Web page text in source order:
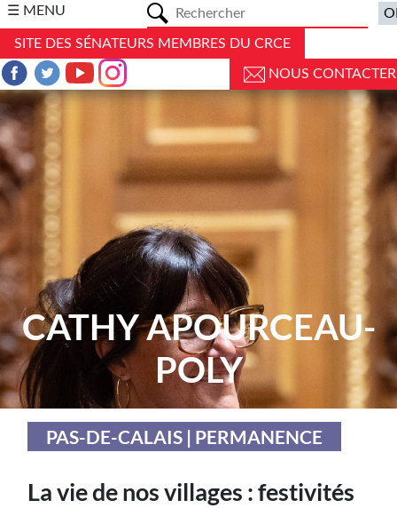
☰ MENU
SITE DES SÉNATEURS MEMBRES DU CRCE
NOUS CONTACTER
CATHY APOURCEAU-
POLY
PAS-DE-CALAIS | PERMANENCE
La vie de nos villages : festivités